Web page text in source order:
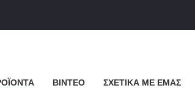
ΒΊΝΤΕΟ ΣΧΕΤΙΚΆ ΜΕ ΕΜΆΣ